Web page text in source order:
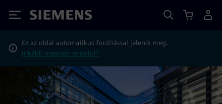
Siemens
Ez az oldal automatikus fordítással jelenik meg.
Inkább megnézi angolul?